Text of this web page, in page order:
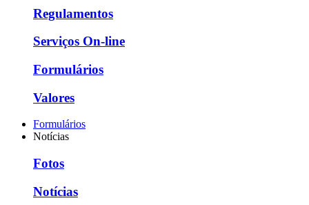
Regulamentos
Serviços On-line
Formulários
Valores
Formulários
Notícias
Fotos
Notícias